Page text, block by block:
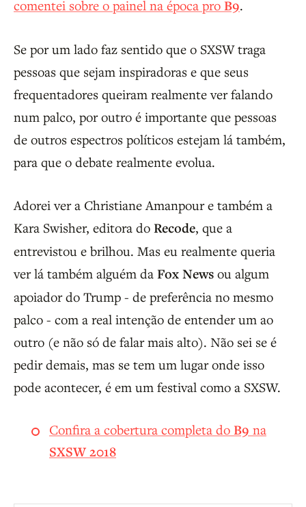
comentei sobre o painel na época pro B9.
Se por um lado faz sentido que o SXSW traga
pessoas que sejam inspiradoras e que seus
frequentadores queiram realmente ver falando
num palco, por outro é importante que pessoas
de outros espectros políticos estejam lá também,
para que o debate realmente evolua.
Adorei ver a Christiane Amanpour e também a
Kara Swisher, editora do Recode, que a
entrevistou e brilhou. Mas eu realmente queria
ver lá também alguém da Fox News ou algum
apoiador do Trump - de preferência no mesmo
palco - com a real intenção de entender um ao
outro (e não só de falar mais alto). Não sei se é
pedir demais, mas se tem um lugar onde isso
pode acontecer, é em um festival como a SXSW.
Confira a cobertura completa do B9 na
SXSW 2018